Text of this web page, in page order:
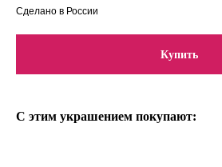
Сделано в России
Купить
С этим украшением покупают: